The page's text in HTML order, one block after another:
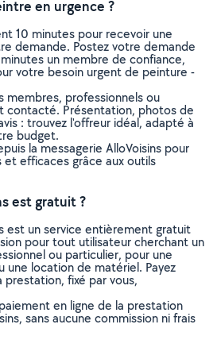
en urgence ?
10 minutes pour recevoir une
demande. Postez votre demande
un membre de confiance,
votre besoin urgent de peinture -
membres, professionnels ou
contacté. Présentation, photos de
: trouvez l'offreur idéal, adapté à
budget.
la messagerie AlloVoisins pour
et efficaces grâce aux outils
est gratuit ?
est un service entièrement gratuit
pour tout utilisateur cherchant un
ou particulier, pour une
une location de matériel. Payez
fixé par vous,
en ligne de la prestation
sans aucune commission ni frais